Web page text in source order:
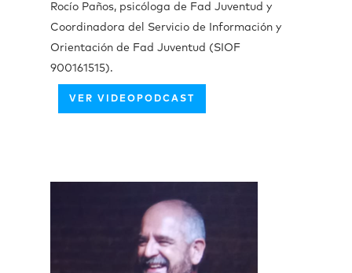
Rocío Paños, psicóloga de Fad Juventud y
Coordinadora del Servicio de Información y
Orientación de Fad Juventud (SIOF
900161515).
VER VIDEOPODCAST